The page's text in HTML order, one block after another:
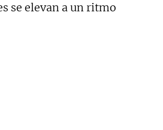
se elevan a un ritmo